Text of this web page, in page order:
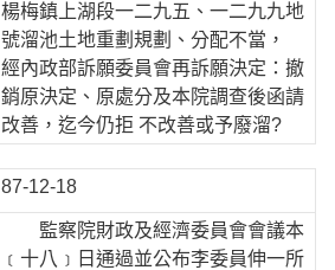
楊梅鎮上湖段一二九五、一二九九地
號溜池土地重劃規劃、分配不當，
經內政部訴願委員會再訴願決定：撤
銷原決定、原處分及本院調查後函請
改善，迄今仍拒 不改善或予廢溜?
87-12-18
監察院財政及經濟委員會會議本
﹝十八﹞日通過並公布李委員伸一所